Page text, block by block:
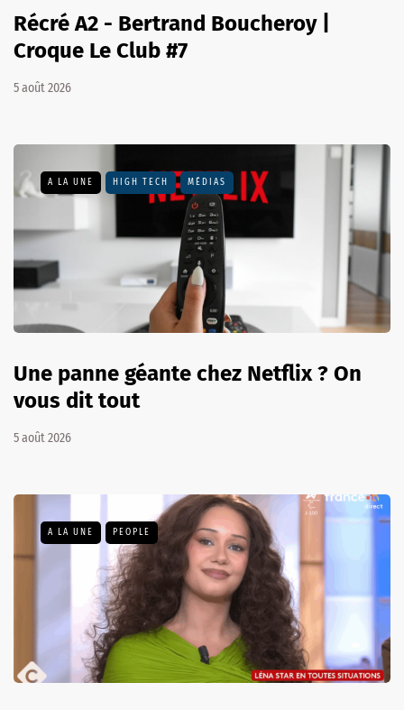
Récré A2 - Bertrand Boucheroy |
Croque Le Club #7
5 août 2026
A LA UNE HIGH TECH MÉDIAS
Une panne géante chez Netflix ? On
vous dit tout
5 août 2026
A LA UNE PEOPLE